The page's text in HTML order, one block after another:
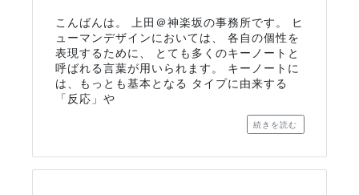
こんばんは。 上田＠神楽坂の事務所です。 ヒ
ューマンデザインにおいては、 各自の個性を
表現するために、 とても多くのキーノートと
呼ばれる言葉が用いられます。 キーノートに
は、もっとも基本となる タイプに由来する
「反応」や
続きを読む